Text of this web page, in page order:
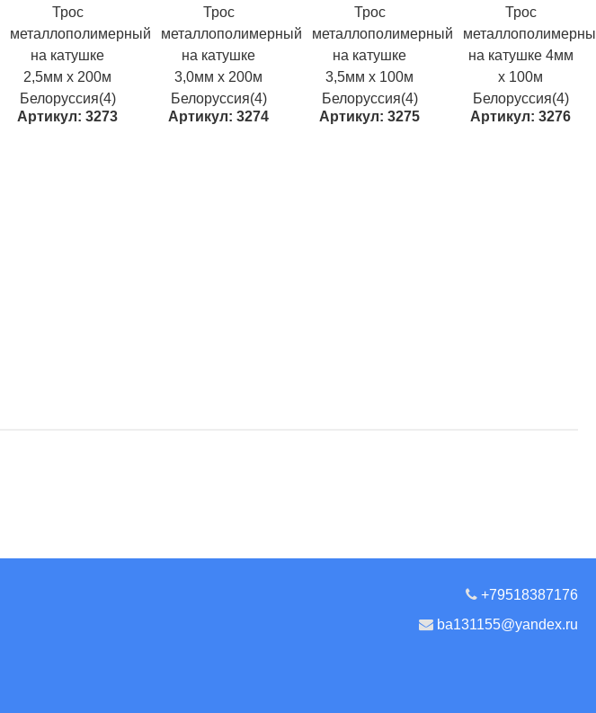
Трос
металлополимерный
на катушке
2,5мм х 200м
Белоруссия(4)
Артикул: 3273
Трос
металлополимерный
на катушке
3,0мм х 200м
Белоруссия(4)
Артикул: 3274
Трос
металлополимерный
на катушке
3,5мм х 100м
Белоруссия(4)
Артикул: 3275
Трос
на катушке 4мм
х 100м
Белоруссия(4)
Артикул: 3276
+79518387176
ba131155@yandex.ru